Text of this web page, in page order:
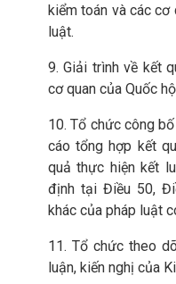
kiểm toán và các cơ
luật.
9. Giải trình về kết
cơ quan của Quốc
10. Tổ chức công
cáo tổng hợp kết
quả thực hiện kết
định tại Điều 50,
khác của pháp luật
11. Tổ chức theo
luận, kiến nghị của